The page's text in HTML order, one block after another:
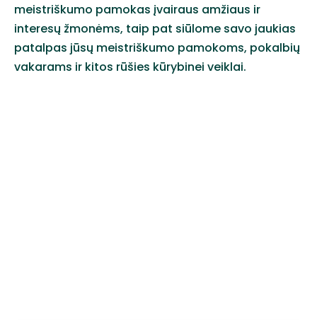
meistriškumo pamokas įvairaus amžiaus ir
interesų žmonėms, taip pat siūlome savo jaukias
patalpas jūsų meistriškumo pamokoms, pokalbių
vakarams ir kitos rūšies kūrybinei veiklai.